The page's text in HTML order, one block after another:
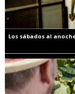
Los sábados al